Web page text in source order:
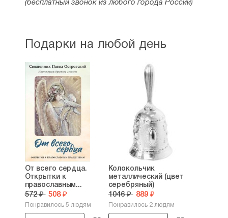
(бесплатный звонок из любого города России)
Подарки на любой день
От всего сердца.
Открытки к
православным...
572 ₽ 508 ₽
Понравилось 5 людям
Колокольчик
металлический (цвет
серебряный)
1046 ₽ 889 ₽
Понравилось 2 людям